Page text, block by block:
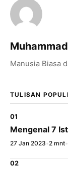
Manusia Biasa
TULISAN
01
Mengenal 7
27 Jan 2023 •2 mnt•
02
LinkedIn